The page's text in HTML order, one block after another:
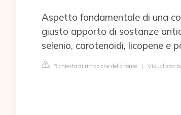
Aspetto fondamentale di una
giusto apporto di sostanze
selenio, carotenoidi, licopene e
Richiesta di rimozione della fonte | Visualizza